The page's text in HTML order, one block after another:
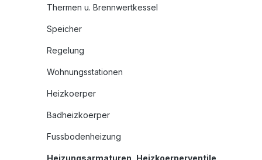
Thermen u. Brennwertkessel
Speicher
Regelung
Wohnungsstationen
Heizkoerper
Badheizkoerper
Fussbodenheizung
Heizungsarmaturen, Heizkoerperventile